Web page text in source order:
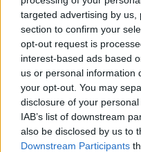
targeted advertising by
section to confirm your
opt-out request is
interest-based ads based
us or personal information
your opt-out. You may
disclosure of your
IAB’s list of downstream
also be disclosed by us to
Downstream Participants